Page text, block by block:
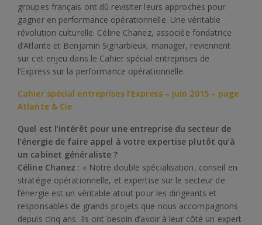
groupes français ont dû revisiter leurs approches pour
gagner en performance opérationnelle. Une véritable
révolution culturelle. Céline Chanez, associée fondatrice
d’Atlante et Benjamin Signarbieux, manager, reviennent
sur cet enjeu dans le Cahier spécial entreprises de
l’Express sur la performance opérationnelle.
Cahier spécial entreprises l’Express – juin 2015 – page
Atlante & Cie
Quel est l’intérêt pour une entreprise du secteur de
l’énergie de faire appel à votre expertise plutôt qu’à
un cabinet généraliste ?
Céline Chanez : « Notre double spécialisation, conseil en
stratégie opérationnelle, et expertise sur le secteur de
l’énergie est un véritable atout pour les dirigeants et
responsables de grands projets que nous accompagnons
depuis cinq ans. Ils ont besoin d’avoir à leur côté un expert